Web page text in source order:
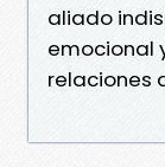
aliado
emocional
relaciones